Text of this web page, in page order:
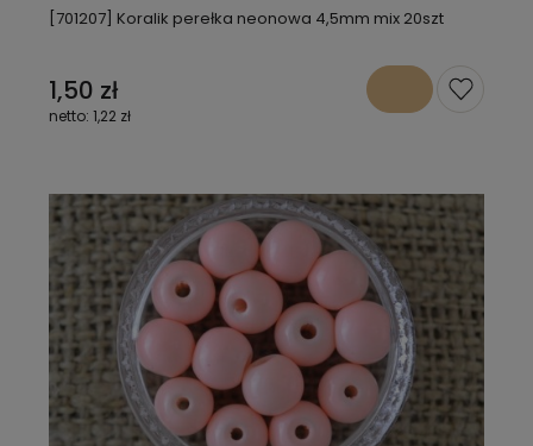
[701207] Koralik perełka neonowa 4,5mm mix 20szt
1,50 zł
1,22 zł